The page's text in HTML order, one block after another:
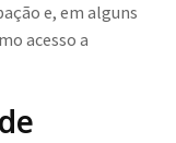
e, em alguns
acesso a